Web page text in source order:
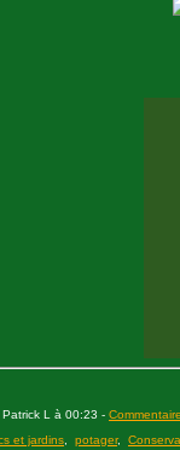
L à 00:23 -
et jardins potager,